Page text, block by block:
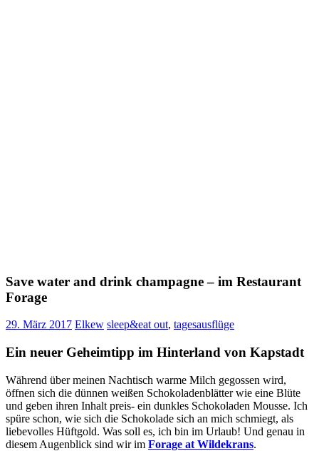
Save water and drink champagne – im Restaurant
Forage
29. März 2017 Elkew sleep&eat out, tagesausflüge
Ein neuer Geheimtipp im Hinterland von Kapstadt
Während über meinen Nachtisch warme Milch gegossen wird,
öffnen sich die dünnen weißen Schokoladenblätter wie eine Blüte
und geben ihren Inhalt preis- ein dunkles Schokoladen Mousse. Ich
spüre schon, wie sich die Schokolade sich an mich schmiegt, als
liebevolles Hüftgold. Was soll es, ich bin im Urlaub! Und genau in
diesem Augenblick sind wir im Forage at Wildekrans.